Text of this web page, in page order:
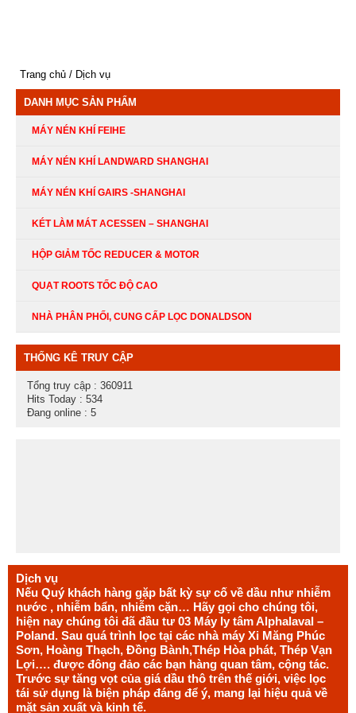
Trang chủ Dịch vụ
DANH MỤC SẢN PHẨM
MÁY NÉN KHÍ FEIHE
MÁY NÉN KHÍ LANDWARD SHANGHAI
MÁY NÉN KHÍ GAIRS -SHANGHAI
KÉT LÀM MÁT ACESSEN – SHANGHAI
HỘP GIẢM TỐC REDUCER & MOTOR
QUẠT ROOTS TỐC ĐỘ CAO
NHÀ PHÂN PHỐI, CUNG CẤP LỌC DONALDSON
THỐNG KÊ TRUY CẬP
Tổng truy cập : 360911
Hits Today : 534
Đang online : 5
Dịch vụ
Nếu Quý khách hàng gặp bất kỳ sự cố về dầu như nhiễm
nước , nhiễm bẩn, nhiễm cặn… Hãy gọi cho chúng tôi,
hiện nay chúng tôi đã đầu tư 03 Máy ly tâm Alphalaval –
Poland. Sau quá trình lọc tại các nhà máy Xi Măng Phúc
Sơn, Hoàng Thạch, Đồng Bành,Thép Hòa phát, Thép Vạn
Lợi…. được đông đảo các bạn hàng quan tâm, cộng tác.
Trước sự tăng vọt của giá dầu thô trên thế giới, việc lọc
tái sử dụng là biện pháp đáng để ý, mang lại hiệu quả về
mặt sản xuất và kinh tế.